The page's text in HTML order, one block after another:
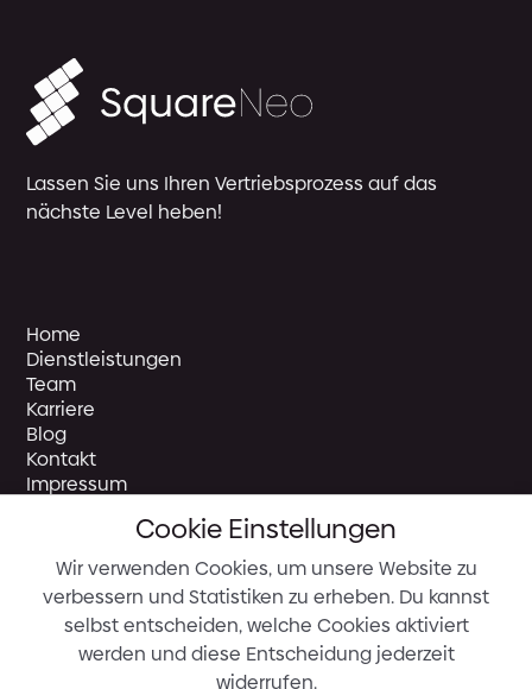
Lassen Sie uns Ihren Vertriebsprozess auf das
nächste Level heben!
Home
Dienstleistungen
Team
Karriere
Blog
Kontakt
Impressum
SquareNeo Solutions GmbH
Ludwig-Erhard-Allee 28
76131 Karlsruhe
Cookie Einstellungen
Wir verwenden Cookies, um unsere Website zu
verbessern und Statistiken zu erheben. Du kannst
selbst entscheiden, welche Cookies aktiviert
werden und diese Entscheidung jederzeit
widerrufen.